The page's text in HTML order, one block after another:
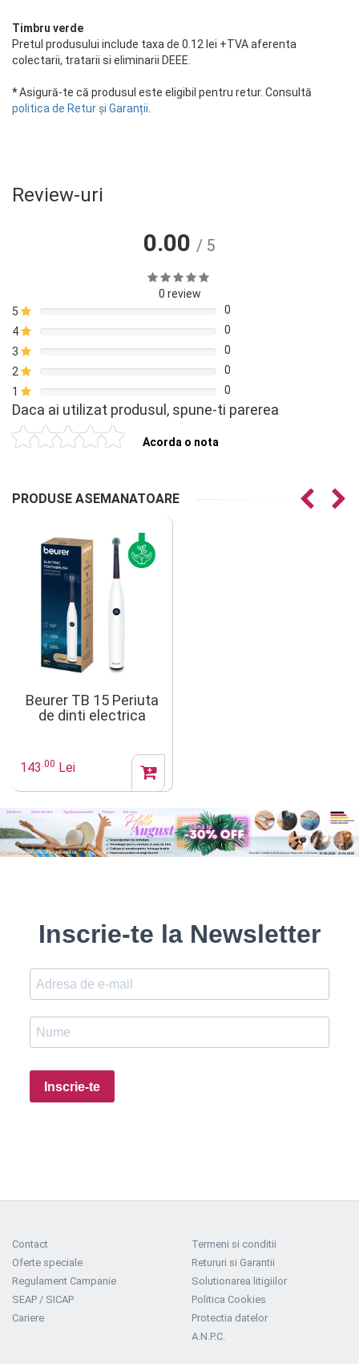
Timbru verde
Pretul produsului include taxa de 0.12 lei +TVA aferenta
colectarii, tratarii si eliminarii DEEE.
*Asigură-te că produsul este eligibil pentru retur. Consultă
politica de Retur și Garanții
Review-uri
0.00 / 5
0 review
5
0
4
0
3
0
2
0
1
0
Daca ai utilizat produsul, spune-ti parerea
Acorda o nota
PRODUSE ASEMANATOARE
Beurer TB 15 Periuta
de dinti electrica
143 .00 Lei
Inscrie-te la Newsletter
Inscrie-te
Contact
Oferte speciale
Regulament Campanie
SEAP / SICAP
Cariere
Termeni si conditii
Retururi si Garantii
Solutionarea litigiilor
Politica Cookies
Protectia datelor
A.N.P.C.